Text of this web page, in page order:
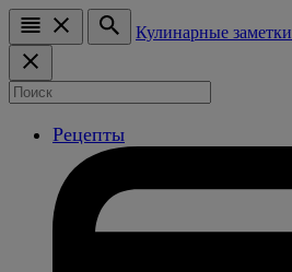
Кулинарные заметки
Рецепты